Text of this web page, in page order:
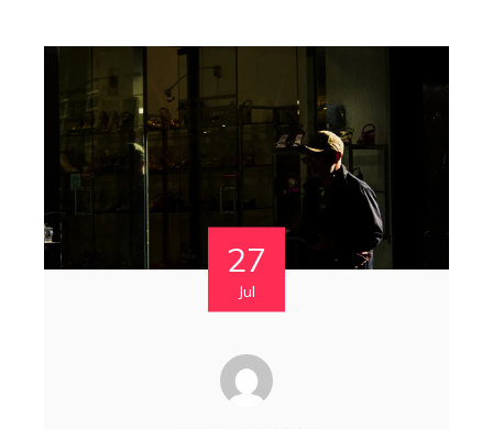
27
Jul